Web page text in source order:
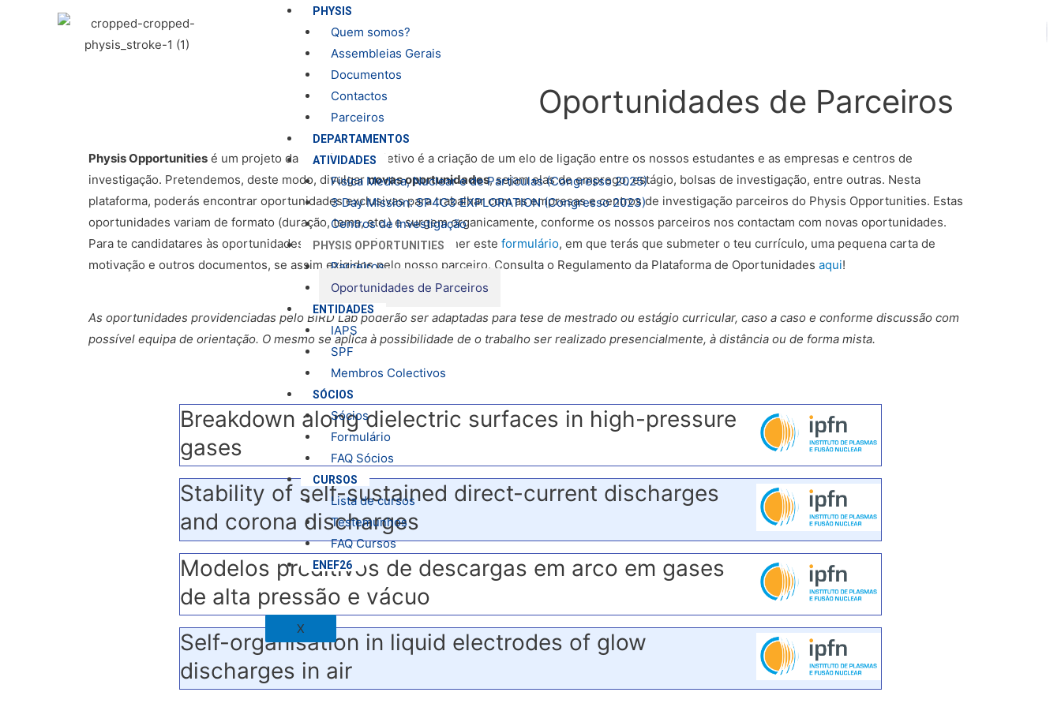
PHYSIS
Quem somos?
Assembleias Gerais
Documentos
Contactos
Parceiros
DEPARTAMENTOS
ATIVIDADES
Fisica Medica, Nuclear e de Particulas (Congresso 2025)
3 Day Mission: SP4C3 EXPLORATION (Congresso 2023)
Centros de Investigação
PHYSIS OPPORTUNITIES
Parceiros
Oportunidades de Parceiros
ENTIDADES
IAPS
SPF
Membros Colectivos
SÓCIOS
Sócios
Formulário
FAQ Sócios
CURSOS
Lista de cursos
Testemunhos
FAQ Cursos
ENEF26
X
Oportunidades de Parceiros
Physis Opportunities é um projeto da Physiscujo objetivo é a criação de um elo de ligação entre os nossos estudantes e as empresas e centros de
investigação. Pretendemos, deste modo, divulgarnovas oportunidades, sejam elas de emprego, estágio, bolsas de investigação, entre outras. Nesta
plataforma, poderás encontrar oportunidades exclusivas para trabalhar com as empresas e centros de investigação parceiros do Physis Opportunities. Estas
oportunidades variam de formato (duração, tema, etc.) e surgem organicamente, conforme os nossos parceiros nos contactam com novas oportunidades.
Para te candidatares às oportunidades abertas, terás que preencher este formulário, em que terás que submeter o teu currículo, uma pequena carta de
motivação e outros documentos, se assim exigidos pelo nosso parceiro. Consulta o Regulamento da Plataforma de Oportunidades aqui!
As oportunidades providenciadas pelo BiRD Lab poderão ser adaptadas para tese de mestrado ou estágio curricular, caso a caso e conforme discussão com
possível equipa de orientação. O mesmo se aplica à possibilidade de o trabalho ser realizado presencialmente, à distância ou de forma mista.
Breakdown along dielectric surfaces in high-pressure
gases
Stability of self-sustained direct-current discharges
and corona discharges
Modelos preditivos de descargas em arco em gases
de alta pressão e vácuo
Self-organisation in liquid electrodes of glow
discharges in air